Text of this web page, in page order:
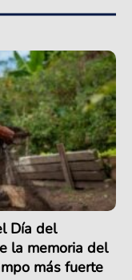
Día del
la memoria del
más fuerte